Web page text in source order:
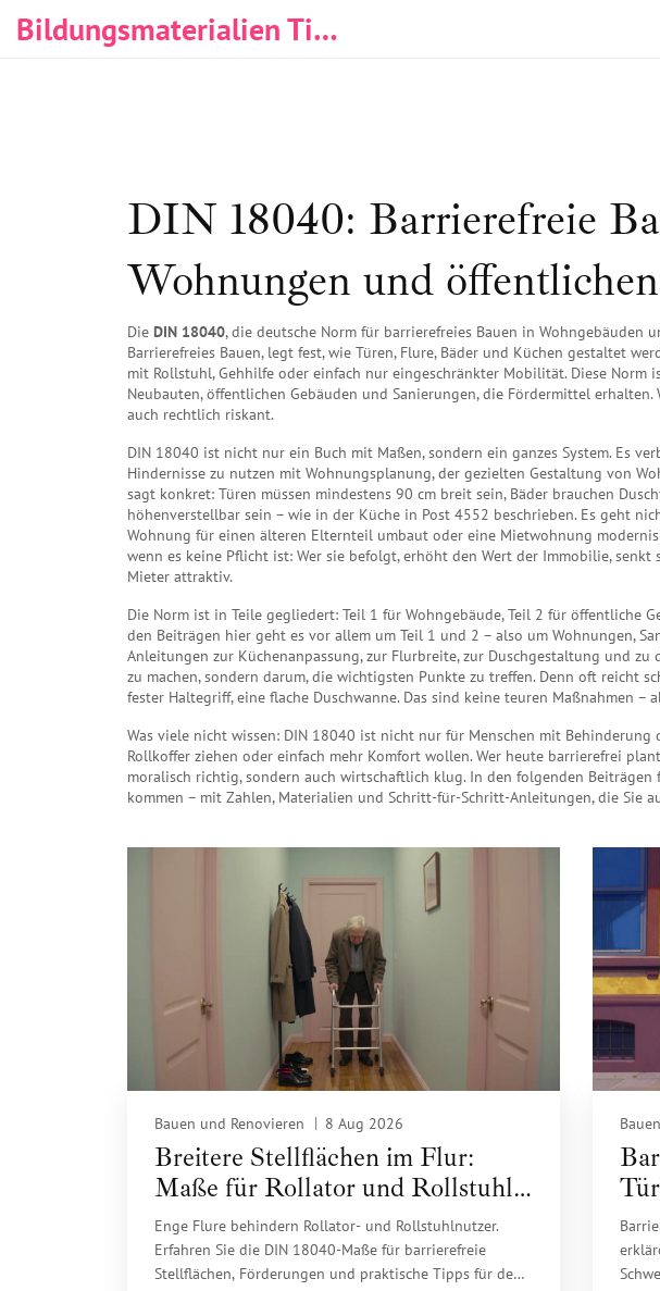
Bildungsmaterialien Tischlerei & Immobilien
DIN 18040: Barrierefreie
Wohnungen und
Die DIN 18040,die deutsche Norm für barrierefreies Bauen in Wohngebäuden
Barrierefreies Bauen, legt fest, wie Türen, Flure, Bäder und Küchen gestaltet
mit Rollstuhl, Gehhilfe oder einfach nur eingeschränkter Mobilität. Diese Norm
Neubauten, öffentlichen Gebäuden und Sanierungen, die Fördermittel
auch rechtlich riskant.
DIN 18040 ist nicht nur ein Buch mit Maßen, sondern ein ganzes System. Es
Hindernisse zu nutzen mit Wohnungsplanung,der gezielten Gestaltung von
sagt konkret: Türen müssen mindestens 90 cm breit sein, Bäder brauchen
höhenverstellbar sein – wie in der Küche in Post 4552 beschrieben. Es geht
Wohnung für einen älteren Elternteil umbaut oder eine Mietwohnung
wenn es keine Pflicht ist: Wer sie befolgt, erhöht den Wert der Immobilie,
Mieter attraktiv.
Die Norm ist in Teile gegliedert: Teil 1 für Wohngebäude, Teil 2 für öffentliche
den Beiträgen hier geht es vor allem um Teil 1 und 2 – also um Wohnungen,
Anleitungen zur Küchenanpassung, zur Flurbreite, zur Duschgestaltung und
zu machen, sondern darum, die wichtigsten Punkte zu treffen. Denn oft reicht
fester Haltegriff, eine flache Duschwanne. Das sind keine teuren Maßnahmen –
Was viele nicht wissen: DIN 18040 ist nicht nur für Menschen mit Behinderung
Rollkoffer ziehen oder einfach mehr Komfort wollen. Wer heute barrierefrei
moralisch richtig, sondern auch wirtschaftlich klug. In den folgenden
kommen – mit Zahlen, Materialien und Schritt-für-Schritt-Anleitungen, die Sie
Bauen und Renovieren 8 Aug 2026
Breitere Stellflächen im Flur:
Maße für Rollator und Rollstuhl
nach DIN 18040
Enge Flure behindern Rollator- und Rollstuhlnutzer.
Erfahren Sie die DIN 18040-Maße für barrierefreie
Stellflächen, Förderungen und praktische Tipps für den